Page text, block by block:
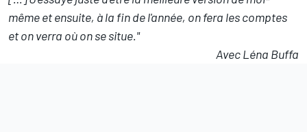
même et ensuite, à la fin de l'année, on fera les comptes
et on verra où on se situe."
Avec Léna Buffa